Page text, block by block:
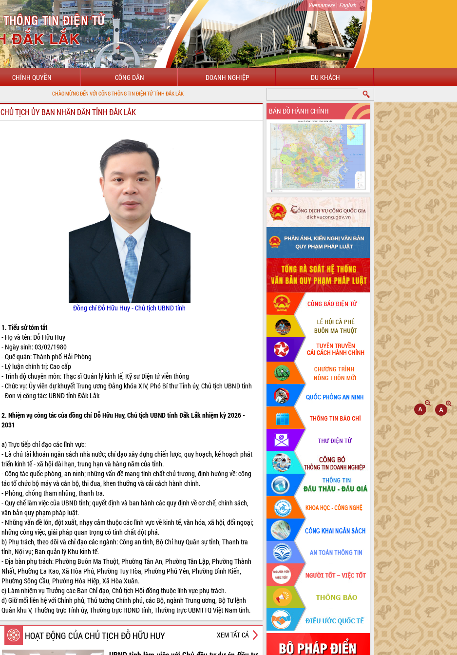
Vietnamese| English
CHÍNH QUYỀN CÔNG DÂN DOANH NGHIỆP DU KHÁCH
CHÀO MỪNG ĐẾN VỚI CỔNG THÔNG TIN ĐIỆN TỬ TỈNH ĐẮK LẮK
CHỦ TỊCH ỦY BAN NHÂN DÂN TỈNH ĐẮK LẮK
Đồng chí Đỗ Hữu Huy- Chủ tịch UBND tỉnh
1. Tiểu sử tóm tắt
- Họ và tên: Đỗ Hữu Huy
- Ngày sinh: 03/02/1980
- Quê quán: Thành phố Hải Phòng
- Lý luận chính trị: Cao cấp
- Trình độ chuyên môn: Thạc sĩ Quản lý kinh tế, Kỹ sư Điện tử viễn thông
- Chức vụ: Ủy viên dự khuyết Trung ương Đảng khóa XIV, Phó Bí thư Tỉnh ủy, Chủ tịch UBND tỉnh
- Đơn vị công tác: UBND tỉnh Đắk Lắk
2. Nhiệm vụ công tác của đồng chíĐỗ Hữu Huy, Chủ tịch UBND tỉnh Đắk Lắk nhiệm kỳ 2026 -
2031
a) Trực tiếp chỉ đạo các lĩnh vực:
- Là chủ tài khoản ngân sách nhà nước; chỉ đạo xây dựng chiến lược, quy hoạch, kế hoạch phát
triển kinh tế - xã hội dài hạn, trung hạn và hàng năm của tỉnh.
- Công tác quốc phòng, an ninh; những vấn đề mang tính chất chủ trương, định hướng về: công
tác tổ chức bộ máy và cán bộ, thi đua, khen thưởng và cải cách hành chính.
- Phòng, chống tham nhũng, thanh tra.
- Quy chế làm việc của UBND tỉnh; quyết định và ban hành các quy định về cơ chế, chính sách,
văn bản quy phạm pháp luật.
- Những vấn đề lớn, đột xuất, nhạy cảm thuộc các lĩnh vực về kinh tế, văn hóa, xã hội, đối ngoại;
những công việc, giải pháp quan trọng có tính chất đột phá.
b) Phụ trách, theo dõi và chỉ đạo các ngành: Công an tỉnh, Bộ Chỉ huy Quân sự tỉnh, Thanh tra
tỉnh, Nội vụ; Ban quản lý Khu kinh tế.
- Địa bàn phụ trách: Phường Buôn Ma Thuột, Phường Tân An, Phường Tân Lập, Phường Thành
Nhất, Phường Ea Kao, Xã Hòa Phú, Phường Tuy Hòa, Phường Phú Yên, Phường Bình Kiến,
Phường Sông Cầu, Phường Hòa Hiệp, Xã Hòa Xuân.
c) Làm nhiệm vụ Trưởng các Ban Chỉ đạo, Chủ tịch Hội đồng thuộc lĩnh vực phụ trách.
d) Giữ mối liên hệ với Chính phủ, Thủ tướng Chính phủ, các Bộ, ngành Trung ương, Bộ Tư lệnh
Quân khu V, Thường trực Tỉnh ủy, Thường trực HĐND tỉnh, Thường trực UBMTTQ Việt Nam tỉnh.
XEM TẤT CẢ
HOẠT ĐỘNG CỦA CHỦ TỊCH ĐỖ HỮU HUY
BẢN ĐỒ HÀNH CHÍNH